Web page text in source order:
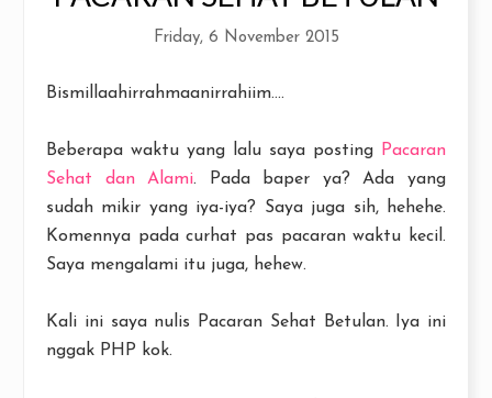
Friday, 6 November 2015
Bismillaahirrahmaanirrahiim....
Beberapa waktu yang lalu saya posting
Pacaran
Sehat dan Alami. Pada baper ya? Ada yang
sudah mikir yang iya-iya? Saya juga sih, hehehe.
Komennya pada curhat pas pacaran waktu kecil.
Saya mengalami itu juga, hehew.
Kali ini saya nulis Pacaran Sehat Betulan. Iya ini
nggak PHP kok.